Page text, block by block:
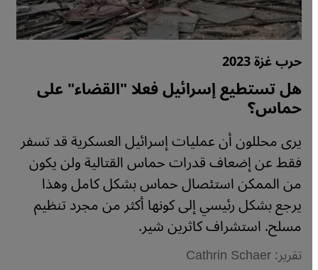
حرب غزة 2023
هل تستطيع إسرائيل فعلا "القضاء" على
حماس؟
يرى محللون أن عمليات إسرائيل العسكرية قد تسفر
فقط عن إضعاف قدرات حماس القتالية ولن يكون
من الممكن استئصال حماس بشكل كامل وهذا
يرجع بشكل رئيسي إلى كونها أكثر من مجرد تنظيم
مسلح. استشراف كاثرين شير.
تقرير: Cathrin Schaer